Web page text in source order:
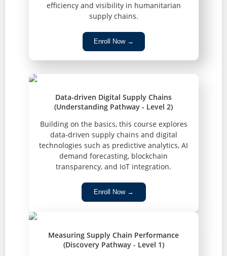
efficiency and visibility in humanitarian
supply chains.
Enroll Now →
Data-driven Digital Supply Chains
(Understanding Pathway - Level 2)
Building on the basics, this course explores
data-driven supply chains and digital
technologies such as predictive analytics, AI
demand forecasting, blockchain
transparency, and IoT integration.
Enroll Now →
Measuring Supply Chain Performance
(Discovery Pathway - Level 1)